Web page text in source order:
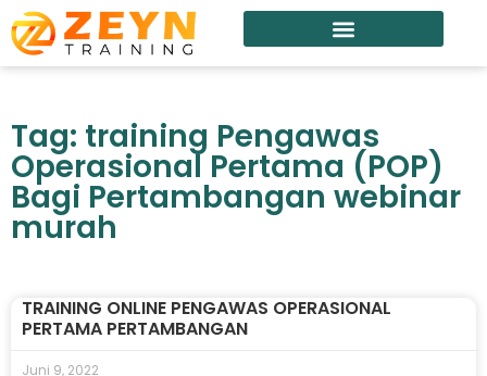
Tag: training Pengawas
Operasional Pertama (POP)
Bagi Pertambangan webinar
murah
TRAINING ONLINE PENGAWAS OPERASIONAL
PERTAMA PERTAMBANGAN
Juni 9, 2022